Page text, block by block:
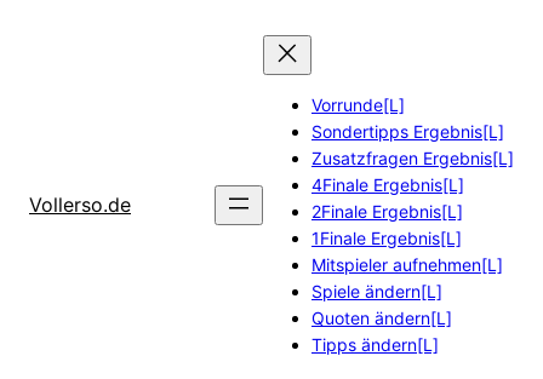
Vollerso.de
Vorrunde[L]
Sondertipps Ergebnis[L]
Zusatzfragen Ergebnis[L]
4Finale Ergebnis[L]
2Finale Ergebnis[L]
1Finale Ergebnis[L]
Mitspieler aufnehmen[L]
Spiele ändern[L]
Quoten ändern[L]
Tipps ändern[L]